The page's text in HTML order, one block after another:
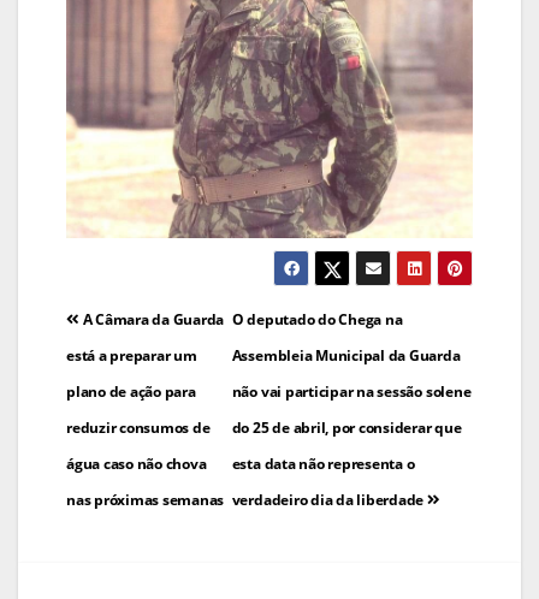
Navegação
de
artigos
O deputado do Chega na
Assembleia Municipal da Guarda
não vai participar na sessão solene
do 25 de abril, por considerar que
esta data não representa o
verdadeiro dia da liberdade
A Câmara da Guarda
está a preparar um
plano de ação para
reduzir consumos de
água caso não chova
nas próximas semanas